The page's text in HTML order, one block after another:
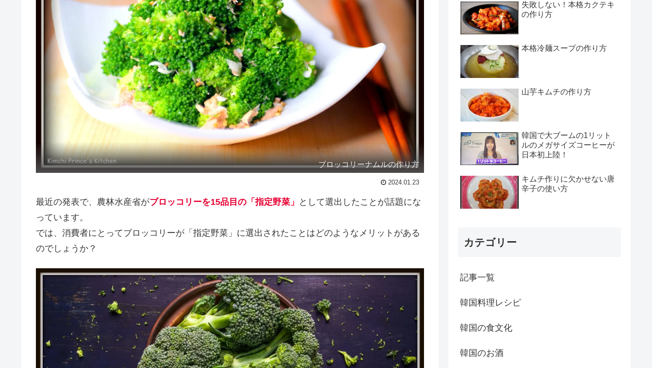
ブロッコリーナムルの作り方
2024.01.23
最近の発表で、農林水産省がブロッコリーを15品目 の 「指定野菜」
として選出したことが話題にな
っています。
では、消費者にとってブロッコリーが「指定野菜」に選出されたことはどのようなメリットがある
のでしょうか？
失敗しない！本格カクテキ
の作り方
本格冷麺スープの作り方
山芋キムチの作り方
韓国で大ブームの1リット
ルのメガサイズコーヒーが
日本初上陸！
キムチ作りに欠かせない唐
辛子の使い方
カテゴリー
記事一覧
韓国料理レシピ
韓国の食文化
韓国のお酒